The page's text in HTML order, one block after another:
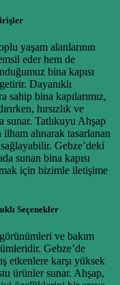
yaşam alanlarının
eder hem de
bina kapısı
Dayanıklı
sahip bina kapılarımız,
hırsızlık ve
sunar. Tatlıkuyu Ahşap
alınarak tasarlanan
Gebze’deki
sunan bina kapısı
için bizimle iletişime
Seçenekler
ve bakım
Gebze’de
etkenlere karşı yüksek
ürünler sunar. Ahşap,